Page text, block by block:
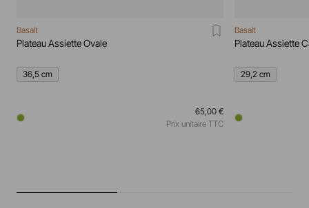
Basalt
Plateau Assiette Ovale
36,5 cm
65,00 €
Prix unitaire TTC
Basalt
Plateau Assiette
29,2 cm